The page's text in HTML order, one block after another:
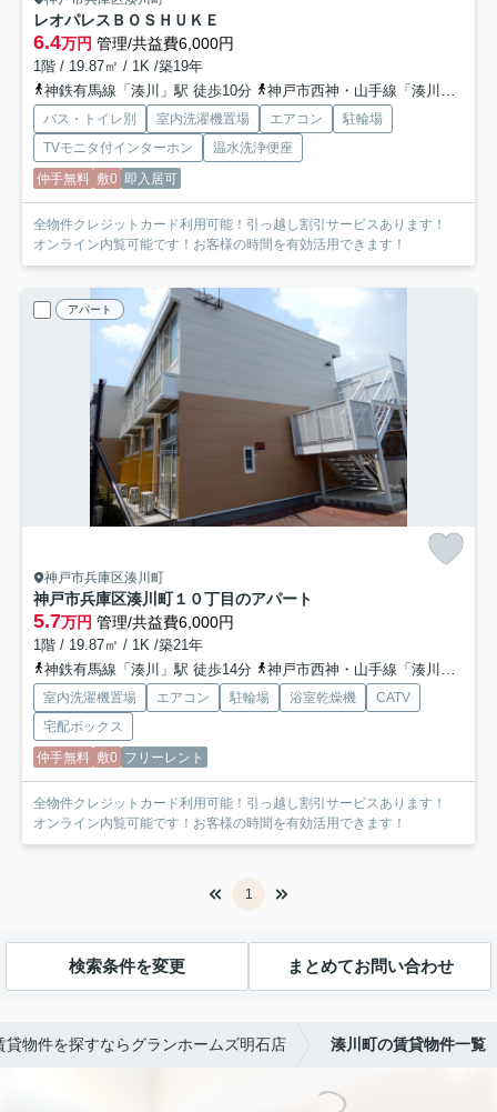
レオパレスＢＯＳＨＵＫＥ
6.4万円 管理/共益費6,000円
1階 / 19.87㎡ / 1K /築19年
神鉄有馬線「湊川」駅 徒歩10分
神戸市西神・山手線「湊川公園」駅 徒歩11分
バス・トイレ別 室内洗濯機置場 エアコン
駐輪場
TVモニタ付インターホン
温水洗浄便座
仲手無料 敷0 即入居可
全物件クレジットカード利用可能！引っ越し割引サービスあります！
オンライン内覧可能です！お客様の時間を有効活用できます！
アパート
神戸市兵庫区湊川町
神戸市兵庫区湊川町１０丁目のアパート
5.7万円 管理/共益費6,000円
1階 / 19.87㎡ / 1K /築21年
神鉄有馬線「湊川」駅 徒歩14分
神戸市西神・山手線「湊川公園」駅 徒歩15分
室内洗濯機置場 エアコン 駐輪場 浴室乾燥機
CATV
宅配ボックス
仲手無料 敷0 フリーレント
全物件クレジットカード利用可能！引っ越し割引サービスあります！
オンライン内覧可能です！お客様の時間を有効活用できます！
1
検索条件を変更 まとめてお問い合わせ
貸物件を探すならグランホームズ明石店 湊川町の賃貸物件一覧